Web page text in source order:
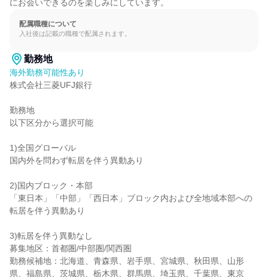
にお会いできるのを楽しみにしています。
配属職種について
入社後は記載の職種で配属されます。
勤務地
海外勤務可能性あり
株式会社三菱UFJ銀行
勤務地
以下区分から選択可能
1)全国グローバル
国内外を問わず転居を伴う異動あり
2)国内ブロック・本部
「東日本」「中部」「西日本」ブロック内および全地域本部への
転居を伴う異動あり
3)転居を伴う異動なし
募集地区：首都圏/中部圏/関西圏
勤務候補地：北海道、青森県、岩手県、宮城県、秋田県、山形
県、福島県、茨城県、栃木県、群馬県、埼玉県、千葉県、東京